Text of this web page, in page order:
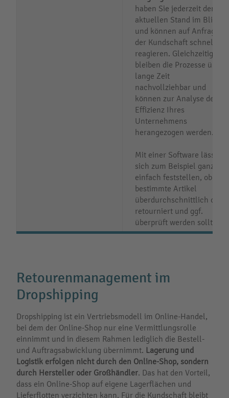
haben Sie jederzeit den
aktuellen Stand im Blick
und können auf Anfragen
der Kundschaft schnell
reagieren. Gleichzeitig
bleiben die Prozesse über
lange Zeit
nachvollziehbar und
können zur Analyse der
Effizienz Ihres
Unternehmens
herangezogen werden.
Mit einer Software lässt
sich zum Beispiel ganz
einfach feststellen, ob
bestimmte Artikel
überdurchschnittlich oft
retourniert und ggf.
überprüft werden sollten.
Retourenmanagement im
Dropshipping
Dropshipping ist ein Vertriebsmodell im Online-Handel,
bei dem der Online-Shop nur eine Vermittlungsrolle
einnimmt und in diesem Rahmen lediglich die Bestell-
und Auftragsabwicklung übernimmt. Lagerung und
Logistik erfolgen nicht durch den Online-Shop, sondern
durch Hersteller oder Großhändler. Das hat den Vorteil,
dass ein Online-Shop auf eigene Lagerflächen und
Lieferflotten verzichten kann. Für die Kundschaft bleibt